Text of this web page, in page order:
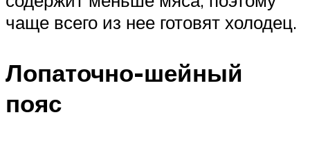
чаще всего из нее готовят холодец.
Лопаточно-шейный
пояс